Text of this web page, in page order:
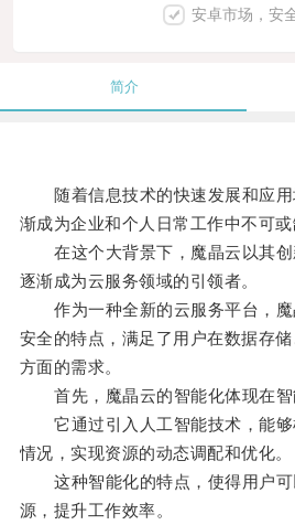
安卓市场，安
简介
随着信息技术的快速发展和应用
渐成为企业和个人日常工作中不可或
在这个大背景下，魔晶云以其创
逐渐成为云服务领域的引领者。
作为一种全新的云服务平台，魔
安全的特点，满足了用户在数据存
方面的需求。
首先，魔晶云的智能化体现在智
它通过引入人工智能技术，能够
情况，实现资源的动态调配和优化。
这种智能化的特点，使得用户可
源，提升工作效率。